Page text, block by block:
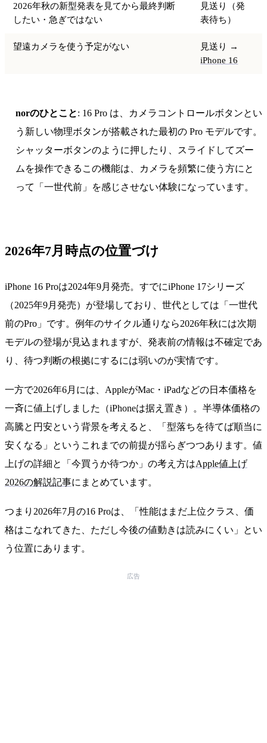
2026年秋の新型発表を見てから最終判断
したい・急ぎではない
見送り（発
表待ち）
望遠カメラを使う予定がない
見送り →
iPhone 16
norのひとこと: 16 Pro は、カメラコントロールボタンとい
う新しい物理ボタンが搭載された最初の Pro モデルです。
シャッターボタンのように押したり、スライドしてズー
ムを操作できるこの機能は、カメラを頻繁に使う方にと
って「一世代前」を感じさせない体験になっています。
2026年7月時点の位置づけ
iPhone 16 Proは2024年9月発売。すでにiPhone 17シリーズ
（2025年9月発売）が登場しており、世代としては「一世代
前のPro」です。例年のサイクル通りなら2026年秋には次期
モデルの登場が見込まれますが、発表前の情報は不確定であ
り、待つ判断の根拠にするには弱いのが実情です。
一方で2026年6月には、AppleがMac・iPadなどの日本価格を
一斉に値上げしました（iPhoneは据え置き）。半導体価格の
高騰と円安という背景を考えると、「型落ちを待てば順当に
安くなる」というこれまでの前提が揺らぎつつあります。値
上げの詳細と「今買うか待つか」の考え方はApple値上げ
2026の解説記事にまとめています。
つまり2026年7月の16 Proは、「性能はまだ上位クラス、価
格はこなれてきた、ただし今後の値動きは読みにくい」とい
う位置にあります。
広告